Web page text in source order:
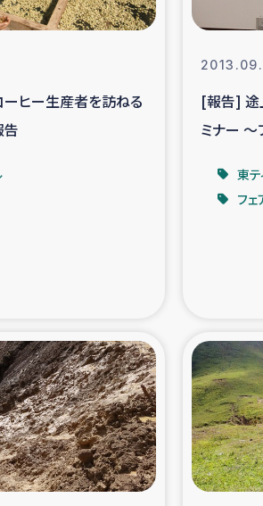
令和6年能登半島地
漁民によるマングロ
神原ゼミxパル
復興応援隊
漁業復興支
ヒー生産者を訪ねる
[報告] 途
ミナー ～
東
フ